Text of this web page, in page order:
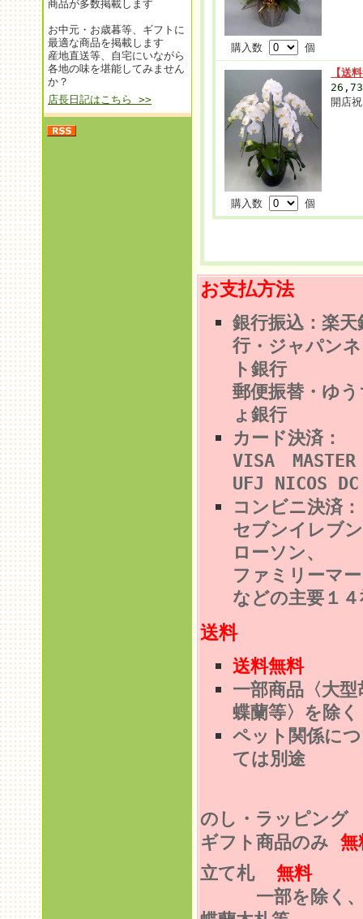
商品が多数掲載します
お中元・お歳暮等、ギフトに
最適な商品を掲載します
産地直送等、自宅にいながら
各地の味を堪能してみません
か？
店長日記はこちら >>
購入数 個
購入数 個
【送
開店
お支払方法
銀行振込：楽天
行・ジャパン
ト銀行
郵便振替・ゆ
ょ銀行
カード決済：
VISA
UFJ NICOS DC
コンビニ決済
セブンイレブ
ローソン、
ファミリーマ
などの主要１
送料
送料無料
一部商品〈大型
蝶蘭等〉を除く
ペット関係に
ては別途
のし・ラッピン
ギフト商品のみ 無
立て札
無料
一部を除く